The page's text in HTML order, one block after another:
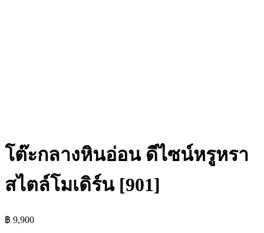
โต๊ะกลางหินอ่อน ดีไซน์หรูหรา
สไตล์โมเดิร์น [901]
฿ 9,900